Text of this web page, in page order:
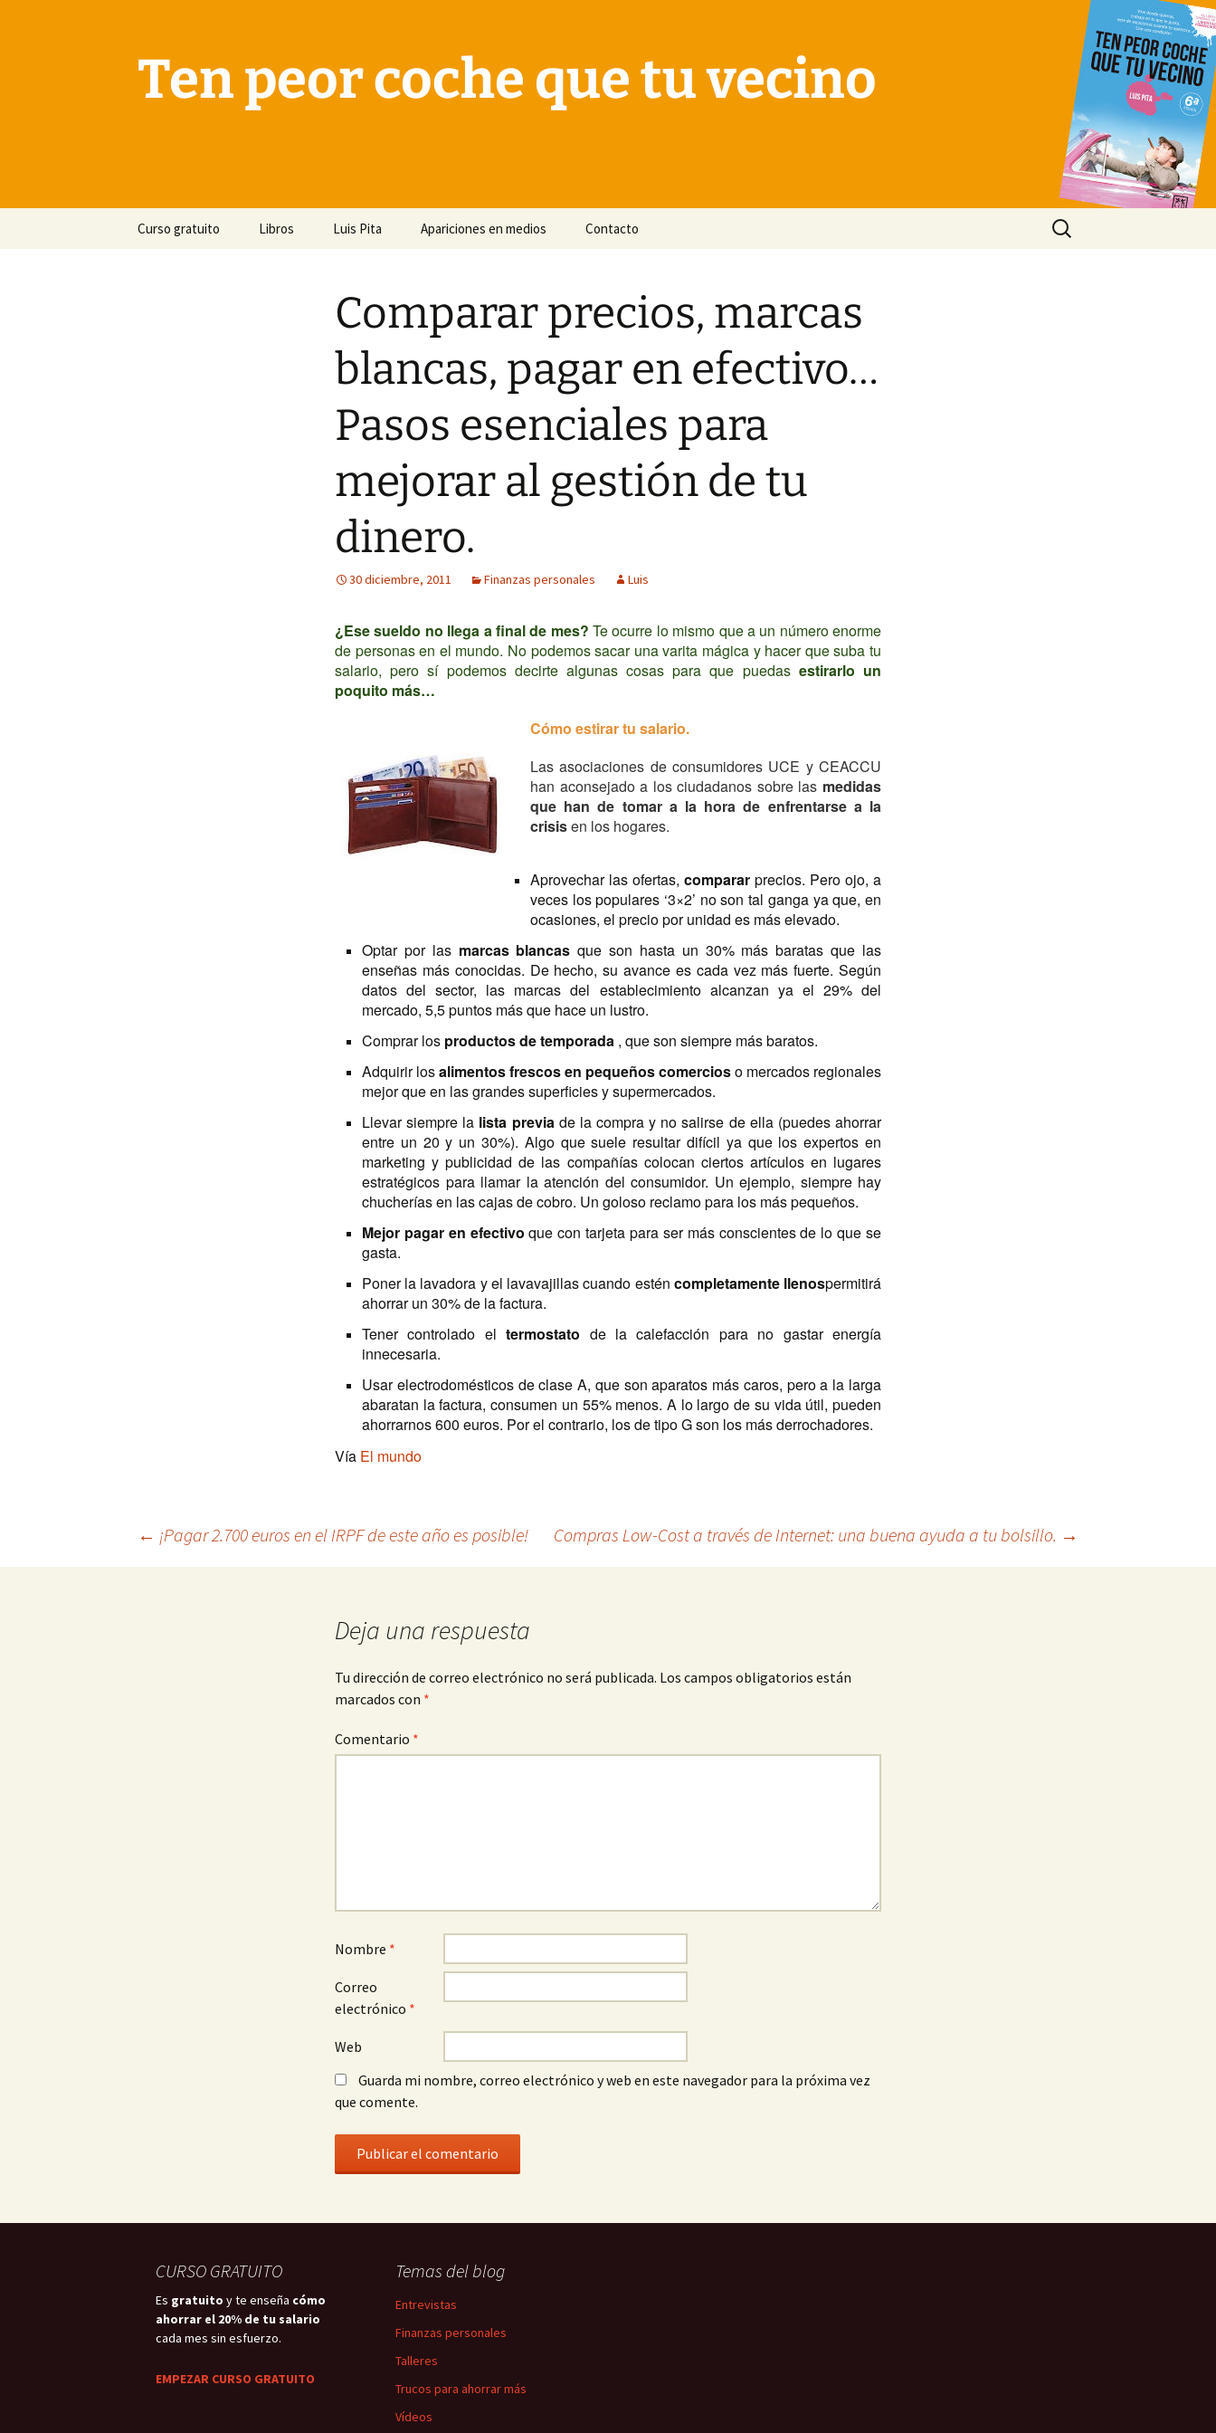
Ten peor coche que tu vecino
Curso gratuito Libros Luis Pita Apariciones en medios Contacto
Buscar:
Comparar precios, marcas
blancas, pagar en efectivo…
Pasos esenciales para
mejorar al gestión de tu
dinero.
30 diciembre, 2011 Finanzas personales Luis
¿Ese sueldo no llega a final de mes? Te ocurre lo mismo que a un número enorme
de personas en el mundo. No podemos sacar una varita mágica y hacer que suba tu
salario, pero sí podemos decirte algunas cosas para que puedas estirarlo un
poquito más…
Cómo estirar tu salario.
Las asociaciones de consumidores UCE y CEACCU
han aconsejado a los ciudadanos sobre las medidas
que han de tomar a la hora de enfrentarse a la
crisisen los hogares.
Aprovechar las ofertas, comparar precios. Pero ojo, a
veces los populares ‘3×2’ no son tal ganga ya que, en
ocasiones, el precio por unidad es más elevado.
Optar por las marcas blancas que son hasta un 30% más baratas que las
enseñas más conocidas. De hecho, su avance es cada vez más fuerte. Según
datos del sector, las marcas del establecimiento alcanzan ya el 29% del
mercado, 5,5 puntos más que hace un lustro.
Comprar los productos de temporada , que son siempre más baratos.
Adquirir losalimentos frescos en pequeños comercioso mercados regionales
mejor que en las grandes superficies y supermercados.
Llevar siempre la lista previade la compra y no salirse de ella (puedes ahorrar
entre un 20 y un 30%). Algo que suele resultar difícil ya que los expertos en
marketing y publicidad de las compañías colocan ciertos artículos en lugares
estratégicos para llamar la atención del consumidor. Un ejemplo, siempre hay
chucherías en las cajas de cobro. Un goloso reclamo para los más pequeños.
Mejor pagar en efectivoque con tarjeta para ser más conscientes de lo que se
gasta.
Poner la lavadora y el lavavajillas cuando estén completamente llenospermitirá
ahorrar un 30% de la factura.
Tener controlado eltermostato de la calefacción para no gastar energía
innecesaria.
Usar electrodomésticos de clase A, que son aparatos más caros, pero a la larga
abaratan la factura, consumen un 55% menos. A lo largo de su vida útil, pueden
ahorrarnos 600 euros. Por el contrario, los de tipo G son los más derrochadores.
Vía El mundo
Navegación
← ¡Pagar 2.700 euros en el IRPF de este año es posible! Compras Low-Cost a través de Internet: una buena ayuda a tu bolsillo. →
Deja una respuesta
Tu dirección de correo electrónico no será publicada. Los campos obligatorios están
marcados con *
Comentario *
Nombre *
Correo
electrónico *
Web
Guarda mi nombre, correo electrónico y web en este navegador para la próxima vez
que comente.
CURSO GRATUITO
Es gratuito y te enseña cómo
ahorrar el 20% de tu salario
cada mes sin esfuerzo.
EMPEZAR CURSO GRATUITO
Temas del blog
Entrevistas
Finanzas personales
Talleres
Trucos para ahorrar más
Vídeos